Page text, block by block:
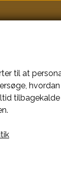
lavt
til at